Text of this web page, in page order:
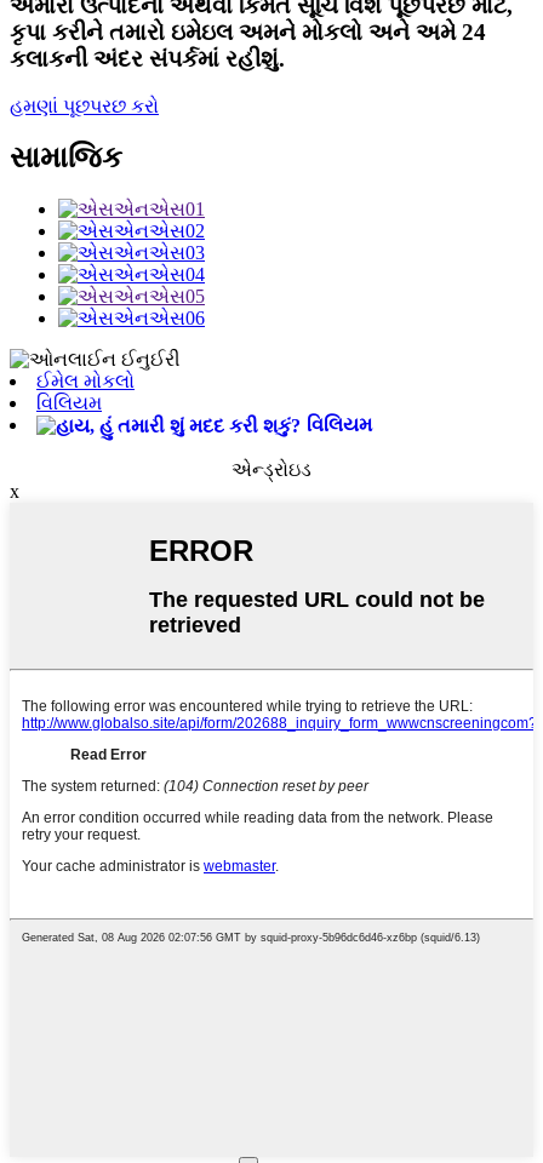
અમારા ઉત્પાદનો અથવા કિંમત સૂચિ વિશે પૂછપરછ માટે,
કૃપા કરીને તમારો ઇમેઇલ અમને મોકલો અને અમે 24
કલાકની અંદર સંપર્કમાં રહીશું.
હમણાં પૂછપરછ કરો
સામાજિક
ઈમેલ મોકલો
વિલિયમ
વિલિયમ
એન્ડ્રોઇડ
x